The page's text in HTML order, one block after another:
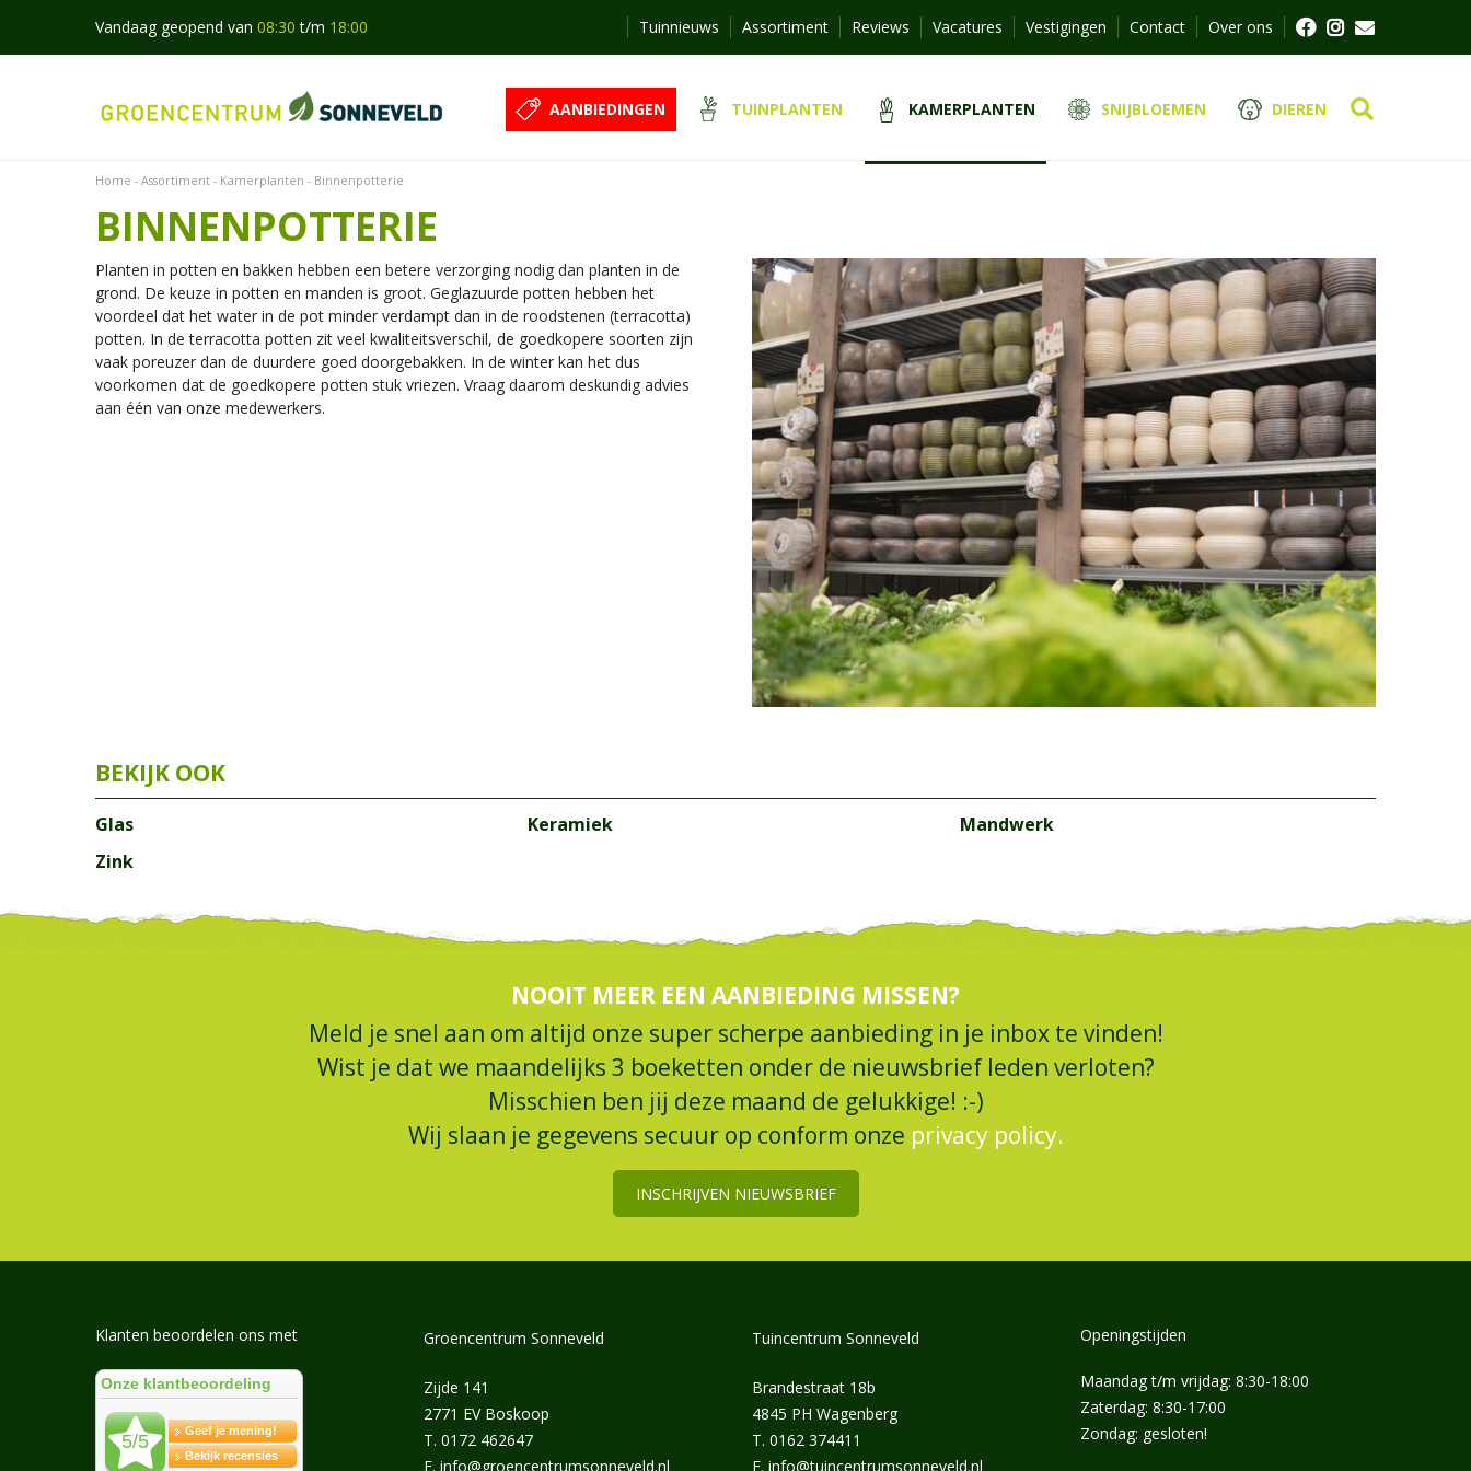
content
Home Assortiment Kamerplanten Binnenpotterie
Vandaag geopend van 08:30 t/m 18:00 Tuinnieuws Assortiment Reviews Vacatures Vestigingen Contact Over ons
AANBIEDINGEN TUINPLANTEN KAMERPLANTEN SNIJBLOEMEN DIEREN
BINNENPOTTERIE
Planten in potten en bakken hebben een betere verzorging nodig dan planten in de
grond. De keuze in potten en manden is groot. Geglazuurde potten hebben het
voordeel dat het water in de pot minder verdampt dan in de roodstenen (terracotta)
potten. In de terracotta potten zit veel kwaliteitsverschil, de goedkopere soorten zijn
vaak poreuzer dan de duurdere goed doorgebakken. In de winter kan het dus
voorkomen dat de goedkopere potten stuk vriezen. Vraag daarom deskundig advies
aan één van onze medewerkers.
Glas Keramiek
Mandwerk
Zink
NOOIT MEER EEN AANBIEDING MISSEN?
Meld je snel aan om altijd onze super scherpe aanbieding in je inbox te vinden!
Wist je dat we maandelijks 3 boeketten onder de nieuwsbrief leden verloten?
Misschien ben jij deze maand de gelukkige! :-)
Wij slaan je gegevens secuur op conform onze privacy policy.
INSCHRIJVEN NIEUWSBRIEF
Klanten beoordelen ons met Groencentrum Sonneveld
Zijde 141
2771 EV Boskoop
T. 0172 462647
E. info@groencentrumsonneveld.nl
Tuincentrum Sonneveld
Brandestraat 18b
4845 PH Wagenberg
T. 0162 374411
E. info@tuincentrumsonneveld.nl
Openingstijden
Maandag t/m vrijdag: 8:30-18:00
Zaterdag: 8:30-17:00
Zondag: gesloten!